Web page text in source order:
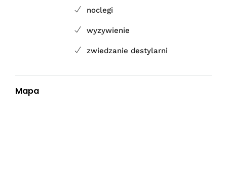
noclegi
wyzywienie
zwiedzanie destylarni
Mapa